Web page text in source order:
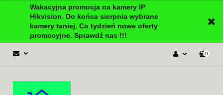
Wakacyjna promocja na kamery IP
Hikvision. Do końca sierpnia wybrane
kamery taniej. Co tydzień nowe oferty
promocyjne. Sprawdź nas !!!
0